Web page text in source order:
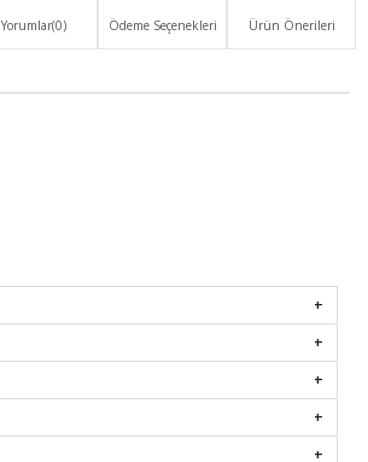
Yorumlar(0) Ödeme Seçenekleri Ürün Önerileri